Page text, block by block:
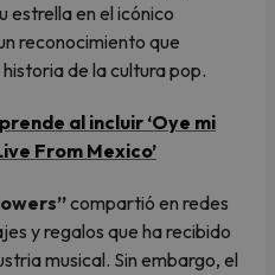
estrella en el icónico
reconocimiento que
de la cultura pop.
al incluir ‘Oye mi
From Mexico’
compartió en redes
y regalos que ha recibido
musical. Sin embargo, el